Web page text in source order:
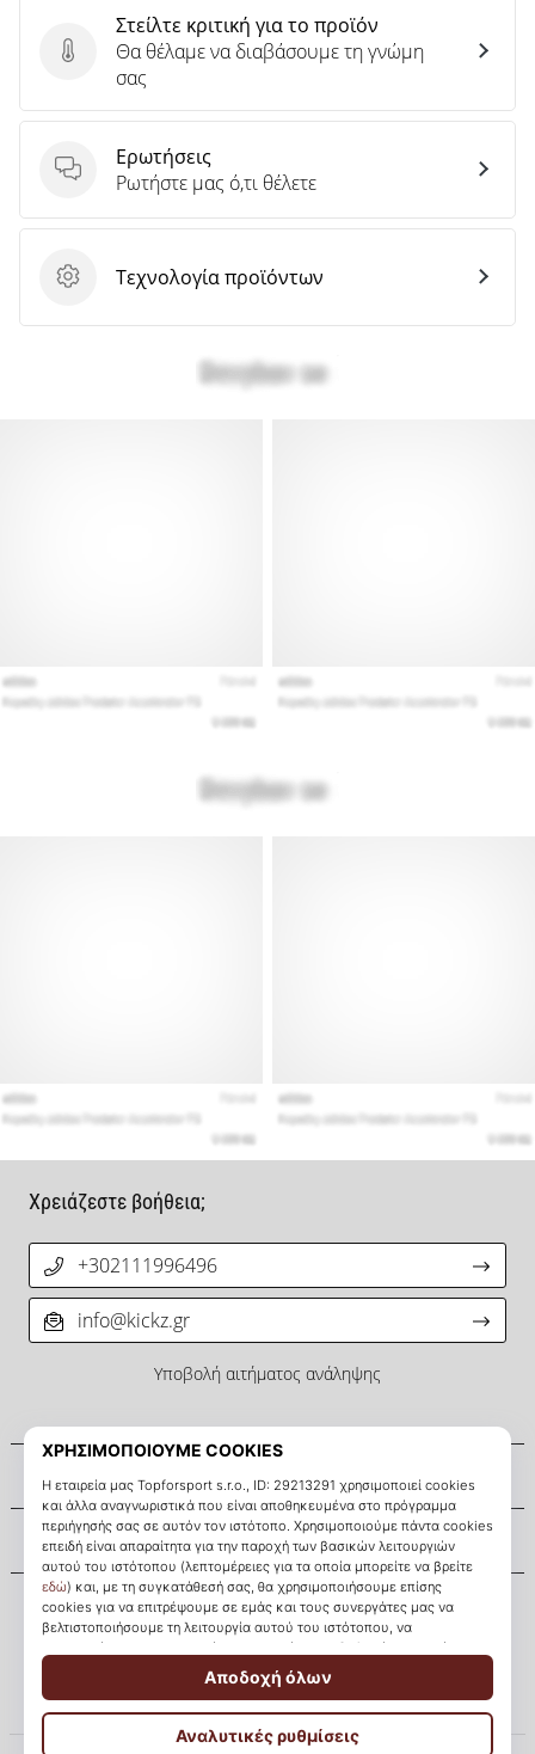
Στείλτε κριτική για το προϊόν
Στείλτε κριτική για το προϊόν
Θα θέλαμε να διαβάσουμε τη γνώμη
σας
Ερωτήσεις
Ερωτήσεις
Ρωτήστε μας ό,τι θέλετε
Τεχνολογία προϊόντων
Τεχνολογία προϊόντων
KICKZ.gr
Σχετικά μ' εμάς
Εξυπηρέτηση πελατών
Χρειάζεστε βοήθεια;
+302111996496
info@kickz.gr
Υποβολή αιτήματος ανάληψης